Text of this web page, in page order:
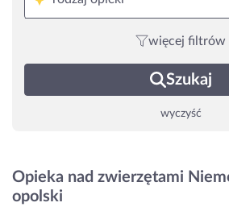
więcej filtrów
Szukaj
wyczyść
Opieka nad zwierzętami
opolski